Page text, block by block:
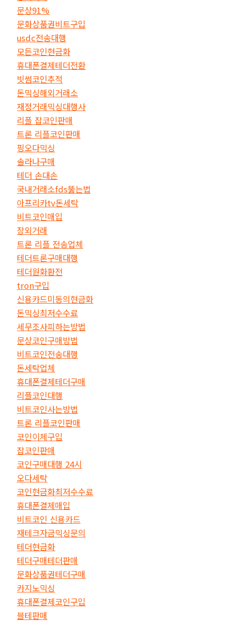
문상91%
문화상품권비트구입
usdc전송대행
모든코인현금화
휴대폰결제테더전환
빗썸코인추적
돈믹싱해외거래소
재정거래믹싱대행사
리플 잡코인판매
트론 리플코인판매
핑오다믹싱
솔라나구매
테더 손대손
국내거래소fds뚫는법
아프리카tv돈세탁
비트코인매입
장외거래
트론 리플 전송업체
테더트론구매대행
테더원화환전
tron구입
신용카드미동의현금화
돈믹싱최저수수료
세무조사피하는방법
문상코인구매방법
비트코인전송대행
돈세탁업체
휴대폰결제테더구매
리플코인대행
비트코인사는방법
트론 리플코인판매
코인이체구입
잡코인판매
코인구매대행 24시
오다세탁
코인현금화최저수수료
휴대폰결제매입
비트코인 신용카드
재테크자금믹싱문의
테더현금화
테더구매테더판매
문화상품권테더구매
카지노믹싱
휴대폰결제코인구입
블테판매